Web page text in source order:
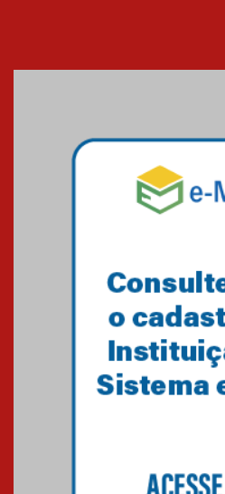
Mackenzie
solidária
Minas
Primeiro
27.02.2026